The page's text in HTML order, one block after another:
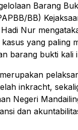
Barang
BB)
Nur
yang paling
barang bukti kali
inkracht,
Negeri
dan